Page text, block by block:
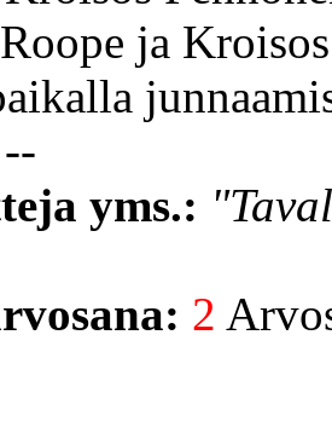
Roope ja
--
yms.:
2